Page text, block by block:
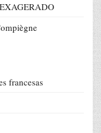
francesas